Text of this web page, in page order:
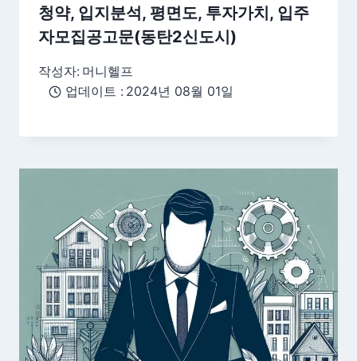
청약, 입지분석, 평면도, 투자가치, 입주
자모집공고문(동탄2신도시)
작성자: 머니헬프
업데이트 : 2024년 08월 01일